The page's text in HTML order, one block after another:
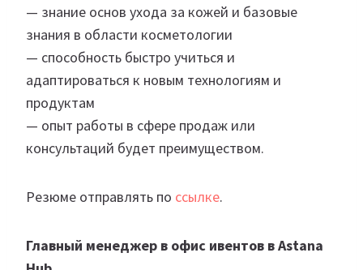
— знание основ ухода за кожей и базовые
знания в области косметологии
— способность быстро учиться и
адаптироваться к новым технологиям и
продуктам
— опыт работы в сфере продаж или
консультаций будет преимуществом.
Резюме отправлять по ссылке.
Главный менеджер в офис ивентов в Astana